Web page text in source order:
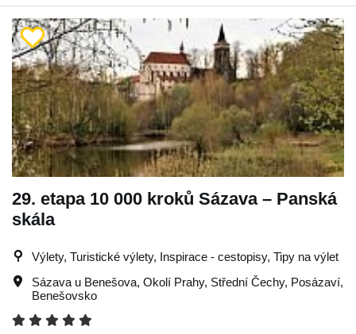
29. etapa 10 000 kroků Sázava – Panská
skála
Výlety, Turistické výlety, Inspirace - cestopisy, Tipy na výlet
Sázava u Benešova, Okolí Prahy, Střední Čechy, Posázaví,
Benešovsko